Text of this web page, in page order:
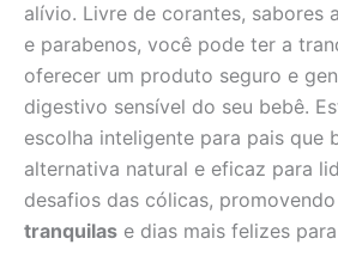
alívio. Livre de corantes, sabores
e parabenos, você pode ter a
oferecer um produto seguro e
digestivo sensível do seu bebê.
escolha inteligente para pais que
alternativa natural e eficaz para
desafios das cólicas, promovendo
tranquilas e dias mais felizes